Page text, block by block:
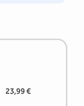
23,99 €